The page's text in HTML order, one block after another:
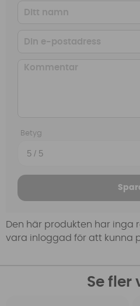
Betyg
Den här produkten har inga
vara inloggad för att kunna
Se fler